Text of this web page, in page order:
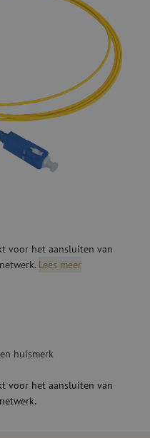
voor het aansluiten van
Lees meer
huismerk
voor het aansluiten van